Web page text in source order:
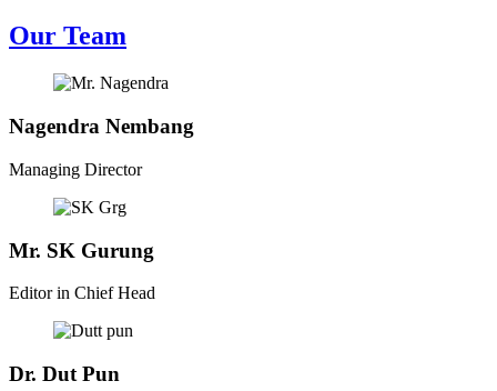
Our Team
Nagendra Nembang
Managing Director
Mr. SK Gurung
Editor in Chief Head
Dr. Dut Pun